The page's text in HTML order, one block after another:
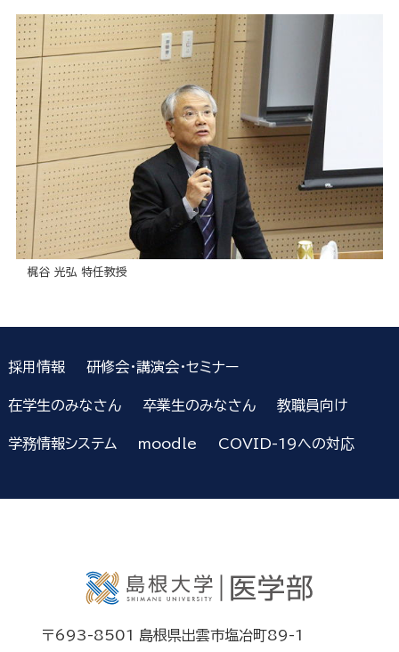
梶谷 光弘 特任教授
採用情報 研修会・講演会・セミナー
在学生のみなさん 卒業生のみなさん 教職員向け
学務情報システム moodle COVID-19への対応
〒693-8501 島根県出雲市塩冶町89-1